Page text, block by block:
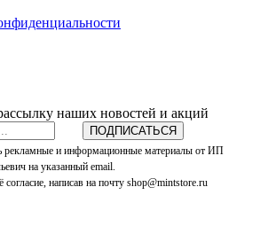
наших новостей и акций
ПОДПИСАТЬСЯ
рекламные и информационные материалы от ИП
на указанный email.
написав на почту shop@mintstore.ru